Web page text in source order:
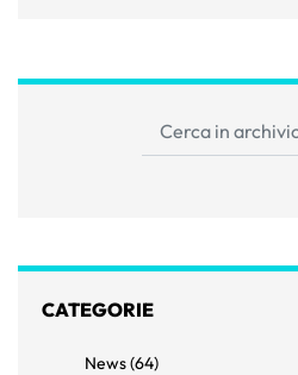
CATEGORIE
News (64)